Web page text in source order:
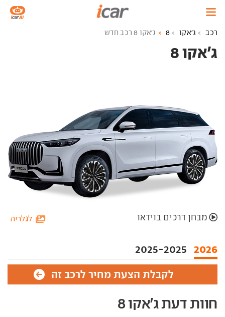
רכב ג'אקו 8 ג'אקו 8 רכב חדש
ג'אקו 8 ‏
2026
2025-2025
לגלריה מבחן דרכים בוידאו
לקבלת הצעת מחיר לרכב זה
חוות דעת ג'אקו 8